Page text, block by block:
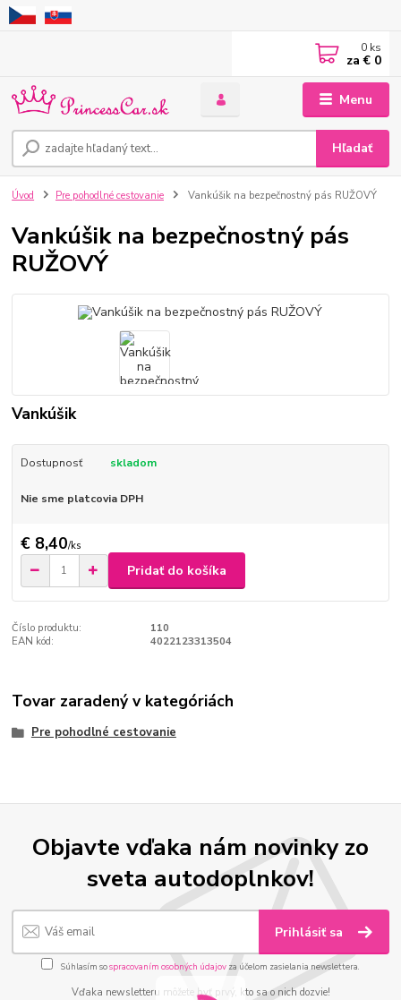
Menu
Hľadať
0 ks
za € 0
Úvod Pre pohodlné cestovanie Vankúšik na bezpečnostný pás RUŽOVÝ
Vankúšik na bezpečnostný pás
RUŽOVÝ
Vankúšik
Dostupnosť skladom
Nie sme platcovia DPH
€ 8,40/ks
Pridať do košíka
Číslo produktu:
110
EAN kód:
4022123313504
Tovar zaradený v kategóriách
Pre pohodlné cestovanie
Objavte vďaka nám novinky zo
sveta autodoplnkov!
Prihlásiť sa
Súhlasím sospracovaním osobných údajov za účelom zasielania newslettera.
Vďaka newsletteru môžete byť prvý, kto sa o nich dozvie!